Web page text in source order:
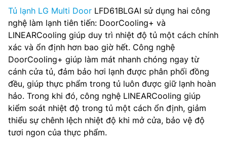
Tủ lạnh LG Multi Door LFD61BLGAI sử dụng hai công
nghệ làm lạnh tiên tiến: DoorCooling+ và
LINEARCooling giúp duy trì nhiệt độ tủ một cách chính
xác và ổn định hơn bao giờ hết. Công nghệ
DoorCooling+ giúp làm mát nhanh chóng ngay từ
cánh cửa tủ, đảm bảo hơi lạnh được phân phối đồng
đều, giúp thực phẩm trong tủ luôn được giữ lạnh hoàn
hảo. Trong khi đó, công nghệ LINEARCooling giúp
kiểm soát nhiệt độ trong tủ một cách ổn định, giảm
thiểu sự chênh lệch nhiệt độ khi mở cửa, bảo vệ độ
tươi ngon của thực phẩm.